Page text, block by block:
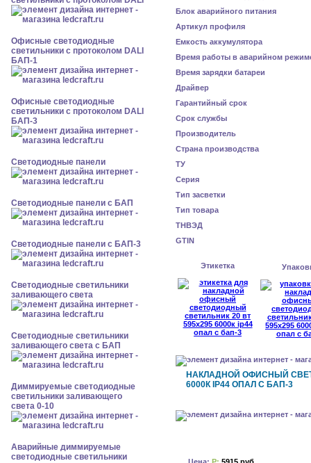
Офисные светодиодные
светильники с протоколом DALI
БАП-1
Офисные светодиодные
светильники с протоколом DALI
БАП-3
Cветодиодные панели
Cветодиодные панели с БАП
Cветодиодные панели с БАП-3
Светодиодные светильники
заливающего света
Светодиодные светильники
заливающего света с БАП
Диммируемые светодиодные
светильники заливающего
света 0-10
Аварийные диммируемые
светодиодные светильники
Блок аварийного питания
Артикул профиля
Емкость аккумулятора
Время работы в аварийном
Время зарядки батареи
Драйвер
Гарантийный срок
Срок службы
Производитель
Страна производства
ТУ
Серия
Тип засветки
Тип товара
ТНВЭД
GTIN
Этикетка
НАКЛАДНОЙ ОФИСНЫЙ
6000К IP44 ОПАЛ С БАП-3